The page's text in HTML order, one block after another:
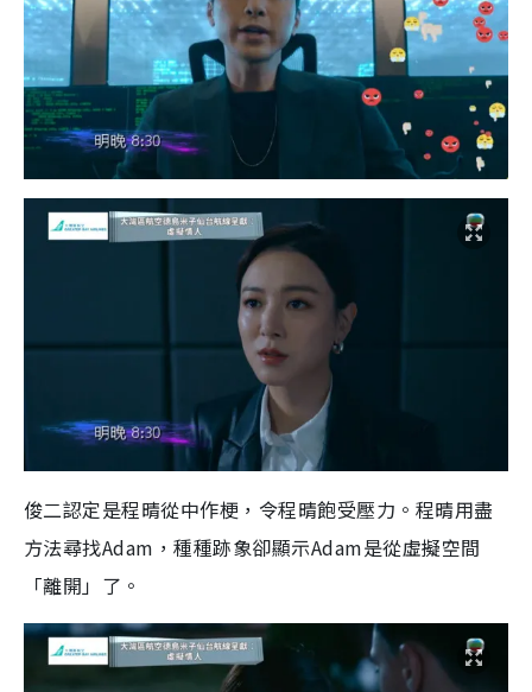
俊二認定是程晴從中作梗，令程晴飽受壓力。程晴用盡
方法尋找Adam，種種跡象卻顯示Adam是從虛擬空間
「離開」了。